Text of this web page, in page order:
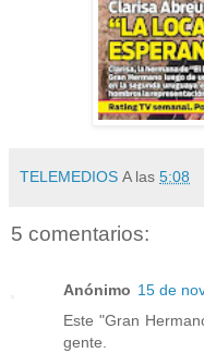
TELEMEDIOS A las 5:08
5 comentarios:
Anónimo 15 de
Este "Gran
gente.